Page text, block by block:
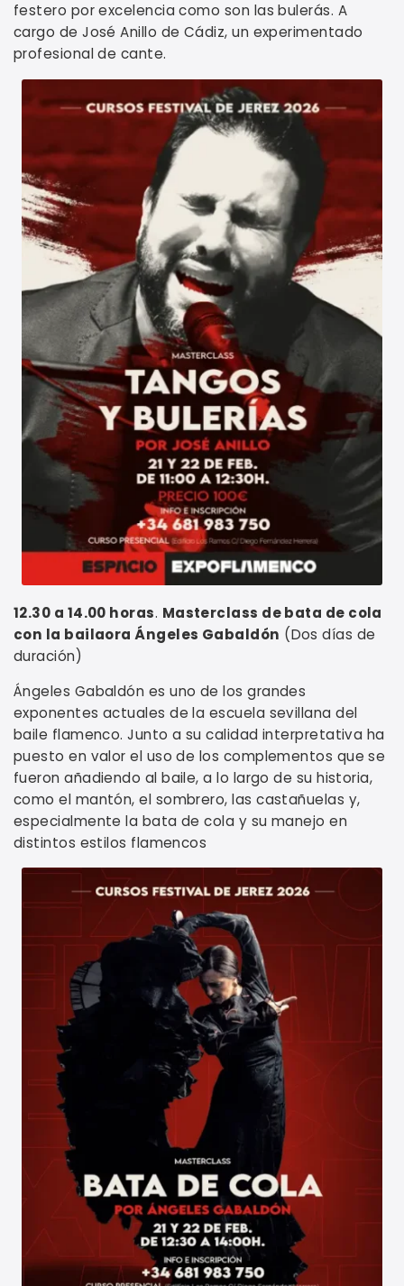
festero por excelencia como son las bulerás. A
cargo de José Anillo de Cádiz, un experimentado
profesional de cante.
12.30 a 14.00 horas. Masterclass de bata de cola
con la bailaora Ángeles Gabaldón (Dos días de
duración)
Ángeles Gabaldón es uno de los grandes
exponentes actuales de la escuela sevillana del
baile flamenco. Junto a su calidad interpretativa ha
puesto en valor el uso de los complementos que se
fueron añadiendo al baile, a lo largo de su historia,
como el mantón, el sombrero, las castañuelas y,
especialmente la bata de cola y su manejo en
distintos estilos flamencos